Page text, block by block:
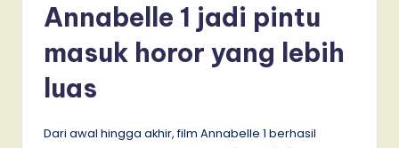
Annabelle 1 jadi pintu
masuk horor yang lebih
luas
Dari awal hingga akhir, film Annabelle 1 berhasil